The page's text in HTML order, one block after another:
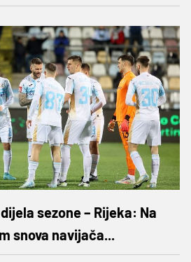
sezone – Rijeka: Na
snova navijača...